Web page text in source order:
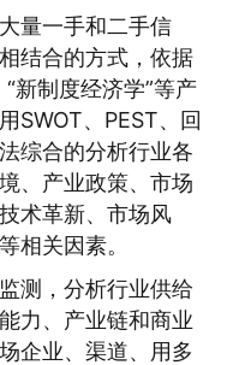
量一手和二手信
结合的方式，依据
新制度经济学”等产
SWOT、PEST、回
综合的分析行业各
、产业政策、市场
术革新、市场风
相关因素。
测，分析行业供给
力、产业链和商业
企业、渠道、用多